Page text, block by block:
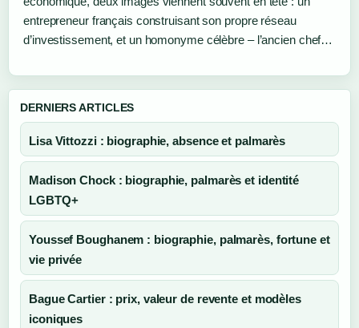
entrepreneur français construisant son propre réseau
d’investissement, et un homonyme célèbre – l’ancien chef…
DERNIERS ARTICLES
Lisa Vittozzi : biographie, absence et palmarès
Madison Chock : biographie, palmarès et identité
LGBTQ+
Youssef Boughanem : biographie, palmarès, fortune et
vie privée
Bague Cartier : prix, valeur de revente et modèles
iconiques